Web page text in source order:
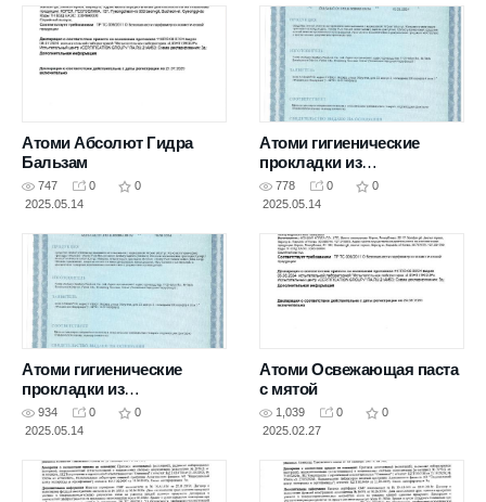
Атоми Абсолют Гидра
Бальзам
747 0
0
2025.05.14
Атоми гигиенические
прокладки из
натурального хлопка
(ежедневные)
778 0
0
2025.05.14
Атоми гигиенические
прокладки из
натурального хлопка
934 0
0
2025.05.14
Атоми Освежающая паста
с мятой
1,039 0
0
2025.02.27